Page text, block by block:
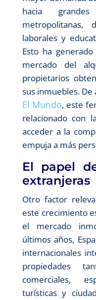
hacia
metropolitanas,
laborales y
Esto ha
mercado del
propietarios
sus inmuebles.
El Mundo, este
relacionado con
acceder a la
empuja a más
El papel
extranjeras
Otro factor
este crecimiento
el mercado
últimos años,
internacionales
propiedades
comerciales,
turísticas y